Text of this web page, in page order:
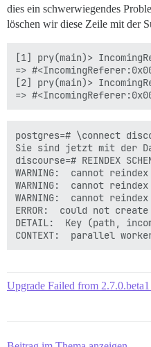
dies ein schwerwiegendes
löschen wir diese Zeile mit der
[1] pry(main)>
=>
[2] pry(main)>
postgres=# \connect
Sie sind jetzt mit der
discourse=# REINDEX
WARNING:  cannot
WARNING:  cannot
WARNING:  cannot
ERROR:  could not
DETAIL:  Key (path,
Upgrade Failed from